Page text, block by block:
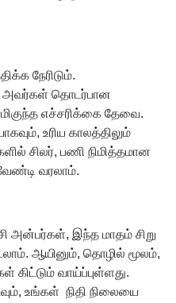
நேரிடும்.
அவர்கள் தொடர்பான
எச்சரிக்கை தேவை.
உரிய காலத்திலும்
சிலர், பணி நிமித்தமான
வரலாம்.
அன்பர்கள், இந்த மாதம் சிறு
ஆயினும், தொழில் மூலம்,
வாய்ப்புள்ளது.
உங்கள் நிதி நிலையை